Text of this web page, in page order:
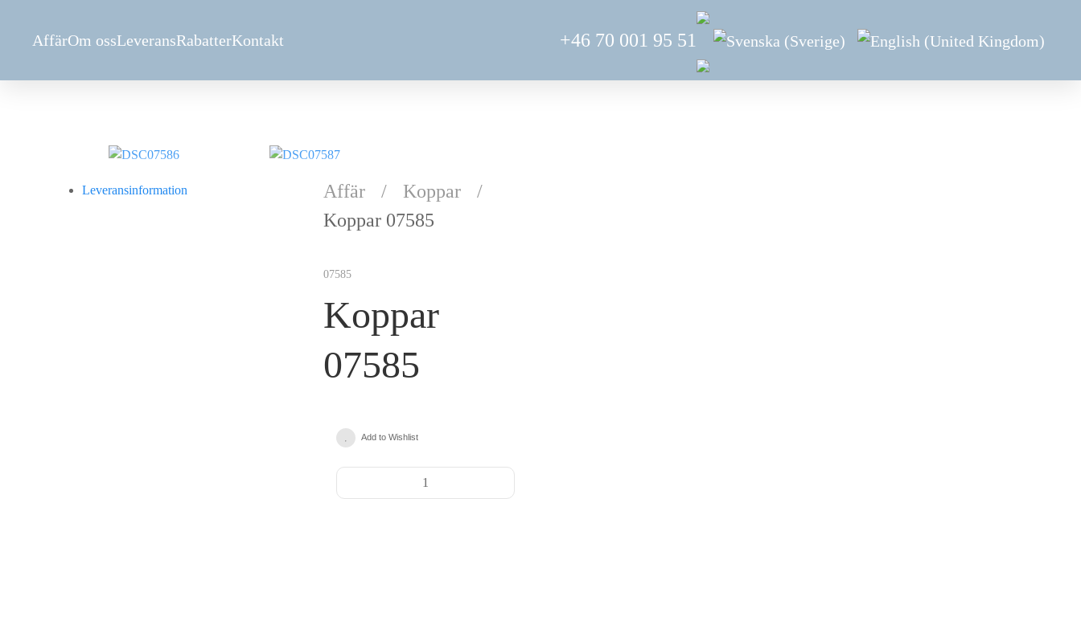
АffärOm ossLeveransRabatterKontakt +46 70 001 95 51
Аffär
Koppar
Koppar 07585
07585
Koppar
07585
Add to Wishlist
Leveransinformation